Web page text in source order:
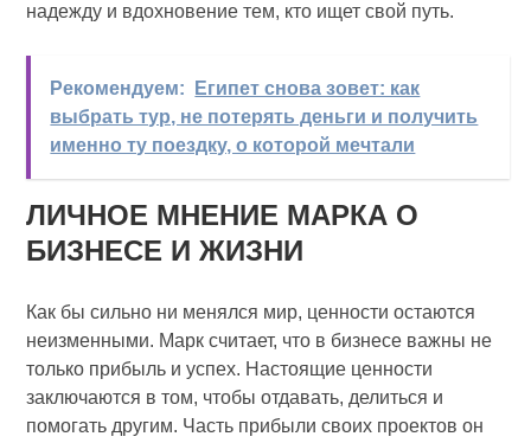
надежду и вдохновение тем, кто ищет свой путь.
Рекомендуем:
Египет снова зовет: как
выбрать тур, не потерять деньги и получить
именно ту поездку, о которой мечтали
ЛИЧНОЕ МНЕНИЕ МАРКА О
БИЗНЕСЕ И ЖИЗНИ
Как бы сильно ни менялся мир, ценности остаются
неизменными. Марк считает, что в бизнесе важны не
только прибыль и успех. Настоящие ценности
заключаются в том, чтобы отдавать, делиться и
помогать другим. Часть прибыли своих проектов он